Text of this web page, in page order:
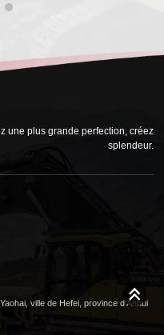
une plus grande perfection, créez
splendeur.
ville de Hefei, province d'Anhui